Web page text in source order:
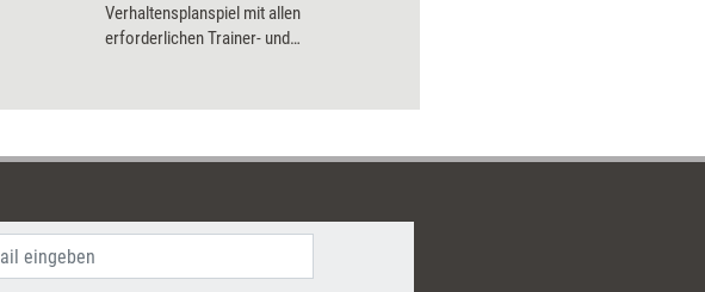
Verhaltensplanspiel mit allen
erforderlichen Trainer- und
künftig Ihre eigenen Verhaltensplanspiele
von der ersten Idee bis zum Schreiben aller
ausführliche Konzeptionshilfe, mit der